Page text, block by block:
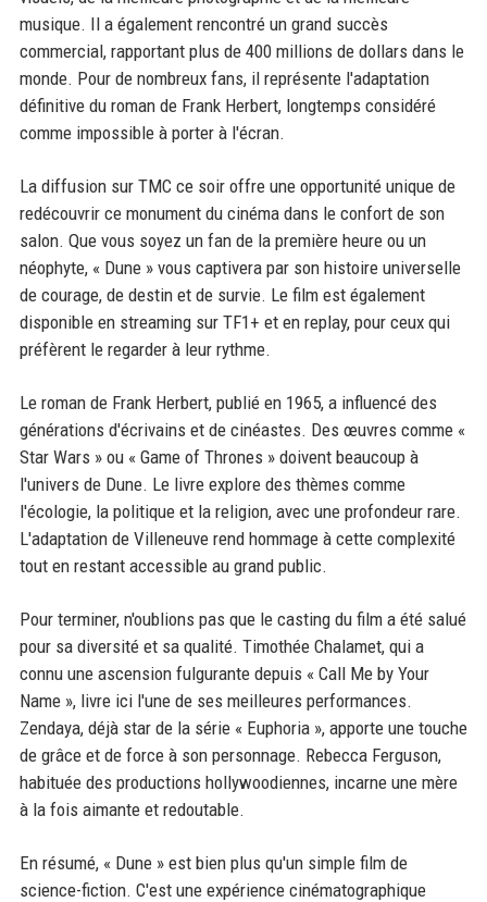
musique. Il a également rencontré un grand succès
commercial, rapportant plus de 400 millions de dollars dans le
monde. Pour de nombreux fans, il représente l'adaptation
définitive du roman de Frank Herbert, longtemps considéré
comme impossible à porter à l'écran.
La diffusion sur TMC ce soir offre une opportunité unique de
redécouvrir ce monument du cinéma dans le confort de son
salon. Que vous soyez un fan de la première heure ou un
néophyte, « Dune » vous captivera par son histoire universelle
de courage, de destin et de survie. Le film est également
disponible en streaming sur TF1+ et en replay, pour ceux qui
préfèrent le regarder à leur rythme.
Le roman de Frank Herbert, publié en 1965, a influencé des
générations d'écrivains et de cinéastes. Des œuvres comme «
Star Wars » ou « Game of Thrones » doivent beaucoup à
l'univers de Dune. Le livre explore des thèmes comme
l'écologie, la politique et la religion, avec une profondeur rare.
L'adaptation de Villeneuve rend hommage à cette complexité
tout en restant accessible au grand public.
Pour terminer, n'oublions pas que le casting du film a été salué
pour sa diversité et sa qualité. Timothée Chalamet, qui a
connu une ascension fulgurante depuis « Call Me by Your
Name », livre ici l'une de ses meilleures performances.
Zendaya, déjà star de la série « Euphoria », apporte une touche
de grâce et de force à son personnage. Rebecca Ferguson,
habituée des productions hollywoodiennes, incarne une mère
à la fois aimante et redoutable.
En résumé, « Dune » est bien plus qu'un simple film de
science-fiction. C'est une expérience cinématographique